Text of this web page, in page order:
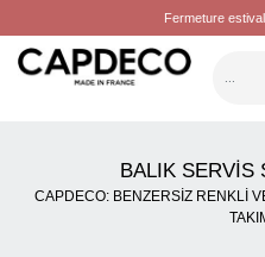
Fermeture
KATEGORILER
BALIK SERVIS
CAPDECO: BENZERSIZ RENKLI